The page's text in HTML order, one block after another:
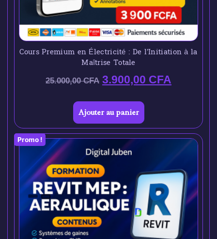
Cours Premium en Électricité : De l’Initiation à la
Maîtrise Totale
25.000,00CFA 3.900,00 CFA
Ajouter au panier
Promo !